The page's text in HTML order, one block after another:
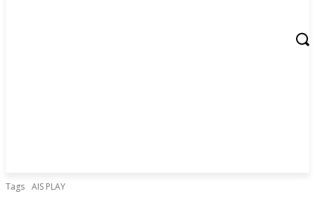
Tags AIS PLAY